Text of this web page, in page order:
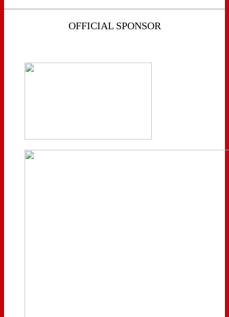
OFFICIAL SPONSOR